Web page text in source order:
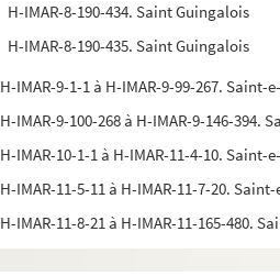
H-IMAR-8-190-434. Saint Guingalois
H-IMAR-8-190-435. Saint Guingalois
H-IMAR-9-1-1 à H-IMAR-9-99-267.
H-IMAR-9-100-268 à H-IMAR-9-146-394.
H-IMAR-10-1-1 à H-IMAR-11-4-10.
H-IMAR-11-5-11 à H-IMAR-11-7-20.
H-IMAR-11-8-21 à H-IMAR-11-165-480.